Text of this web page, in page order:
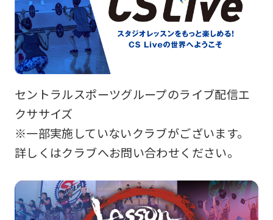
セントラルスポーツグループのライブ配信エ
クササイズ
※一部実施していないクラブがございます。
詳しくはクラブへお問い合わせください。